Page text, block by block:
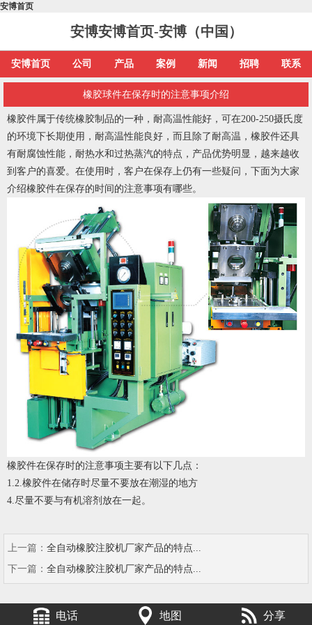
安博首页
安博安博首页-安博（中国）
安博首页 公司 产品 案例 新闻 招聘 联系
橡胶球件在保存时的注意事项介绍
橡胶件属于传统橡胶制品的一种，耐高温性能好，可在200-250摄氏度
的环境下长期使用，耐高温性能良好，而且除了耐高温，橡胶件还具
有耐腐蚀性能，耐热水和过热蒸汽的特点，产品优势明显，越来越收
到客户的喜爱。在使用时，客户在保存上仍有一些疑问，下面为大家
介绍橡胶件在保存的时间的注意事项有哪些。
橡胶件在保存时的注意事项主要有以下几点：
1.2.橡胶件在储存时尽量不要放在潮湿的地方
4.尽量不要与有机溶剂放在一起。
上一篇： 全自动橡胶注胶机厂家产品的特点...
下一篇： 全自动橡胶注胶机厂家产品的特点...
电话 地图 分享